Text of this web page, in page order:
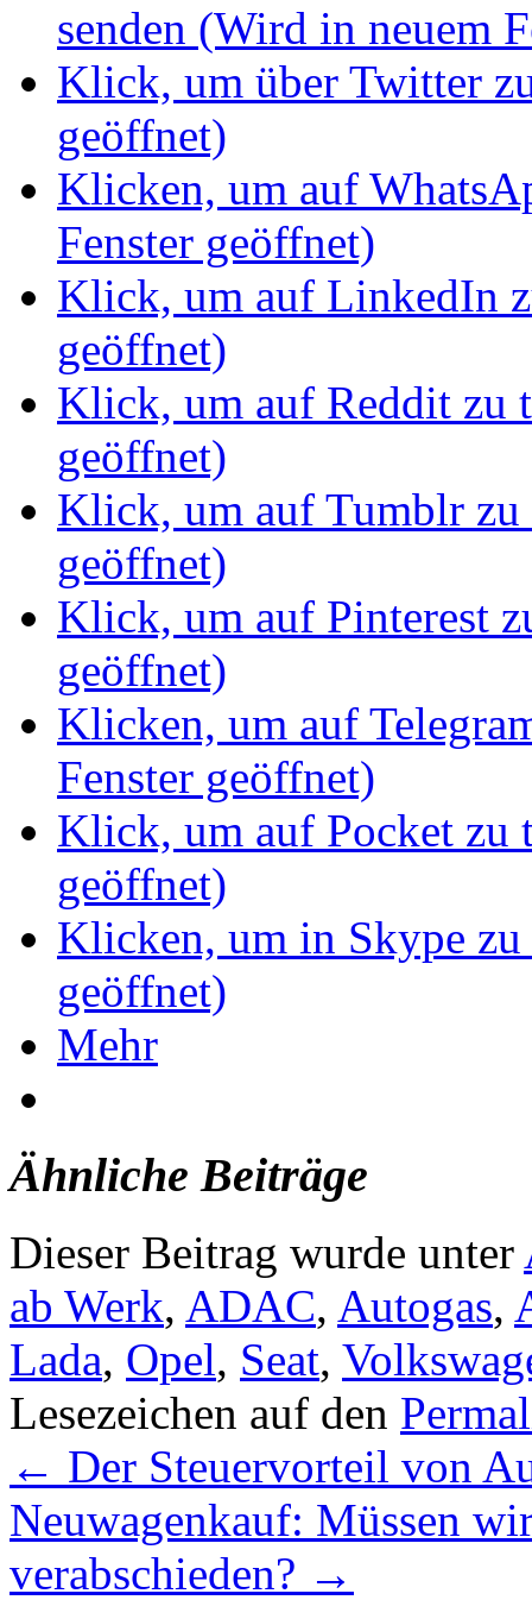
senden (Wird in neuem
Klick, um über Twitter
geöffnet)
Klicken, um auf
Fenster geöffnet)
Klick, um auf LinkedIn
geöffnet)
Klick, um auf Reddit zu
geöffnet)
Klick, um auf Tumblr zu
geöffnet)
Klick, um auf Pinterest
geöffnet)
Klicken, um auf
Fenster geöffnet)
Klick, um auf Pocket zu
geöffnet)
Klicken, um in Skype
geöffnet)
Mehr
Ähnliche Beiträge
Dieser Beitrag wurde unter
ab Werk, ADAC, Autogas,
Lada, Opel, Seat,
Lesezeichen auf den
← Der Steuervorteil von
Neuwagenkauf: Müssen
verabschieden? →